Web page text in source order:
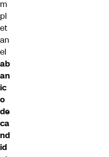
m
pl
et
an
el
ab
an
ic
o
de
ca
nd
id